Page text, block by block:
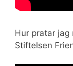
Hur pratar
Stiftelsen